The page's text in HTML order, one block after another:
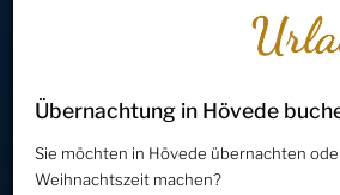
Übernachtung in Hövede
Sie möchten in Hövede übernachten
Weihnachtszeit machen?